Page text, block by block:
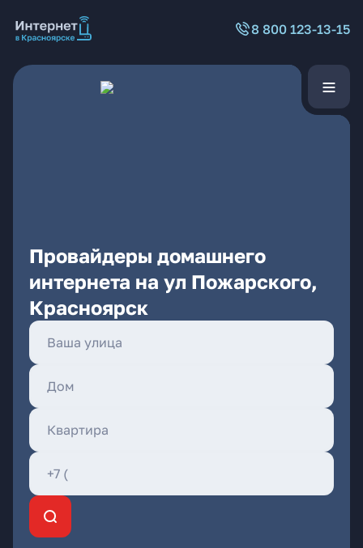
8 800 123-13-15
Провайдеры домашнего
интернета на ул Пожарского,
Красноярск